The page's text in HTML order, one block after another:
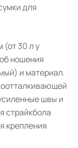
для
(от 30 л у
ношения
и материал.
швы и
страйкбола
крепления